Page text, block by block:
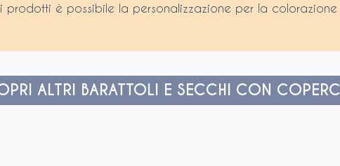
prodotti è possibile la personalizzazione per la colorazione
ALTRI BARATTOLI E SECCHI CON